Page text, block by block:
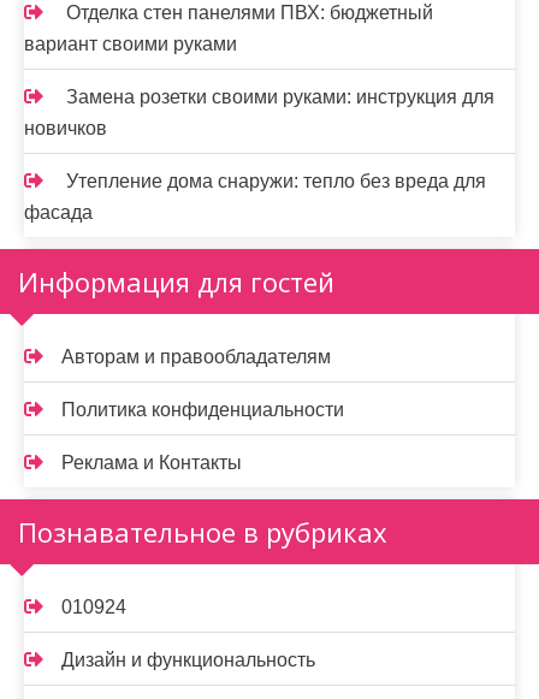
Отделка стен панелями ПВХ: бюджетный
вариант своими руками
Замена розетки своими руками: инструкция для
новичков
Утепление дома снаружи: тепло без вреда для
фасада
Информация для гостей
Авторам и правообладателям
Политика конфиденциальности
Реклама и Контакты
Познавательное в рубриках
010924
Дизайн и функциональность